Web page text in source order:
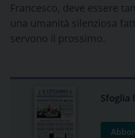
Francesco, deve essere
una umanità silenziosa
servono il prossimo.
Sfoglia